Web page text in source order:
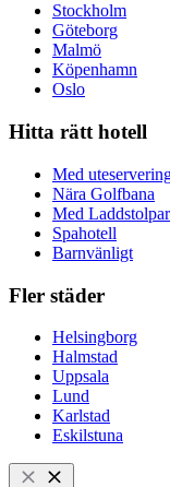
Stockholm
Göteborg
Malmö
Köpenhamn
Oslo
Hitta rätt hotell
Med
Nära Golfbana
Med Laddstolpar
Spahotell
Barnvänligt
Fler städer
Helsingborg
Halmstad
Uppsala
Lund
Karlstad
Eskilstuna